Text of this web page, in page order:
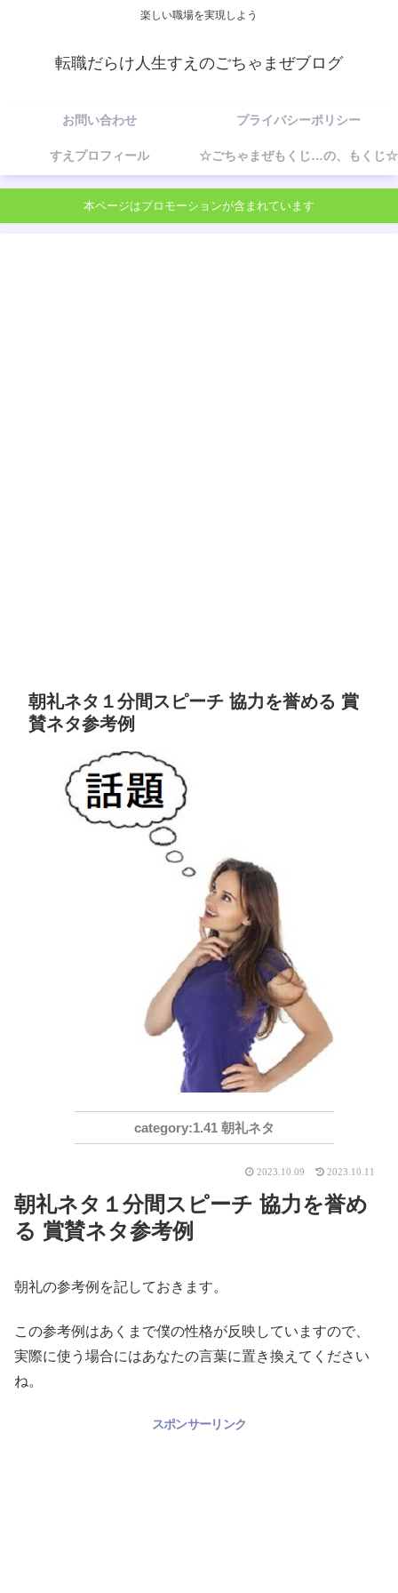
楽しい職場を実現しよう
転職だらけ人生すえのごちゃまぜブログ
お問い合わせ プライバシーポリシー
すえプロフィール ☆ごちゃまぜもくじ…の、もくじ☆
本ページはプロモーションが含まれています
朝礼ネタ１分間スピーチ 協力を誉める 賞
賛ネタ参考例
1.41 朝礼ネタ
2023.10.09 2023.10.11
朝礼ネタ１分間スピーチ 協力を誉め
る 賞賛ネタ参考例
朝礼の参考例を記しておきます。
この参考例はあくまで僕の性格が反映していますので、
実際に使う場合にはあなたの言葉に置き換えてください
ね。
スポンサーリンク